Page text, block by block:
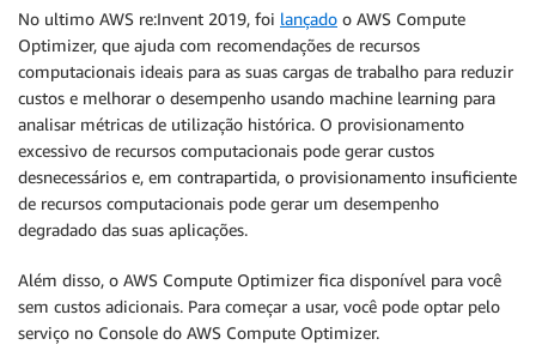
No ultimo AWS re:Invent 2019, foi lançado o AWS Compute
Optimizer, que ajuda com recomendações de recursos
computacionais ideais para as suas cargas de trabalho para reduzir
custos e melhorar o desempenho usando machine learning para
analisar métricas de utilização histórica. O provisionamento
excessivo de recursos computacionais pode gerar custos
desnecessários e, em contrapartida, o provisionamento insuficiente
de recursos computacionais pode gerar um desempenho
degradado das suas aplicações.
Além disso, o AWS Compute Optimizer fica disponível para você
sem custos adicionais. Para começar a usar, você pode optar pelo
serviço no Console do AWS Compute Optimizer.